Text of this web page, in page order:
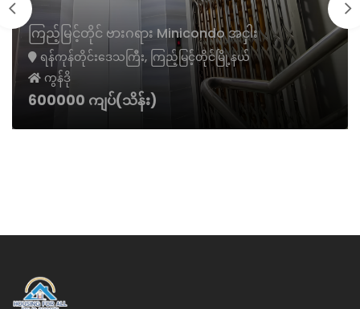
ကြည့်မြင့်တိုင် ဗားဂရား Minicondo အငှါး
ရန်ကုန်တိုင်းဒေသကြီး, ကြည့်မြင့်တိုင်မြို့နယ်
ကွန်ဒို
600000 ကျပ်(သိန်း)